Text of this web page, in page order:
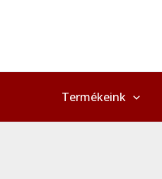
Termékeink